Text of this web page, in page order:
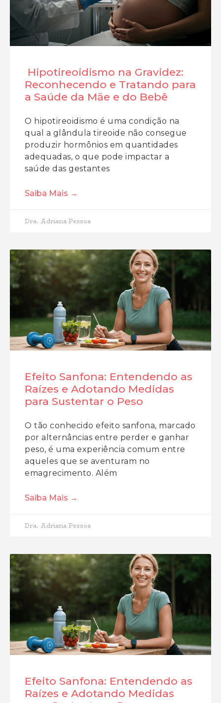
Hipotireoidismo na Gravidez:
Reconhecendo e Tratando para
a Saúde da Mãe e do Bebê
O hipotireoidismo é uma condição na
qual a glândula tireoide não consegue
produzir hormônios em quantidades
adequadas, o que pode impactar a
saúde das gestantes
Saiba Mais →
Dra. Adriana Pessoa
Efeito Sanfona: Entendendo as
Raízes e Adotando Medidas
para Sustentar o Peso
O tão conhecido efeito sanfona, marcado
por alternâncias entre perder e ganhar
peso, é uma experiência comum entre
aqueles que se aventuram no
emagrecimento. Além
Saiba Mais →
Dra. Adriana Pessoa
Efeito Sanfona: Entendendo as
Raízes e Adotando Medidas